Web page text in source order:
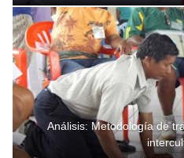
Análisis: Metodología de